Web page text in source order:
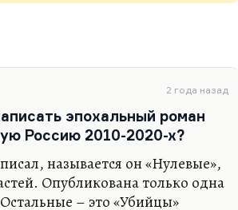
2 года назад
эпохальный роман
Россию 2010-2020-х?
называется он «Нулевые»,
Опубликована только одна
– это «Убийцы»